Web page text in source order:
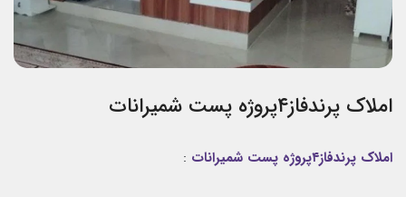
املاک پرندفاز۴پروژه پست شمیرانات
املاک پرندفاز۴پروژه پست شمیرانات :